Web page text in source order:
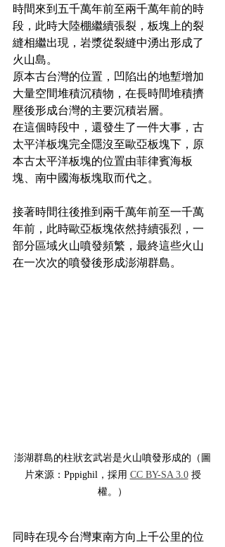
時間來到五千萬年前至兩千萬年前的時
段，此時大陸棚繼續張裂，板塊上的裂
縫相繼出現，岩漿從裂縫中湧出形成了
火山島。
原本古台灣的位置，凹陷出的地塹增加
大量空間堆積沉積物，在長時間堆積擠
壓後形成台灣的主要沉積岩層。
在這個時段中，還發生了一件大事，古
太平洋板塊完全隱沒至歐亞板塊下，原
本古太平洋板塊的位置由菲律賓海板
塊、南中國海板塊取而代之。
接著時間往後推到兩千萬年前至一千萬
年前，此時歐亞板塊依然持續張烈，一
部分區域火山噴發頻繁，最終這些火山
在一次次的噴發後形成澎湖群島。
澎湖群島的柱狀玄武岩是火山噴發形成的（圖
片來源：Pppighil，採用 CC BY-SA 3.0 授
權。）
同時在現今台灣東南方向上千公里的位